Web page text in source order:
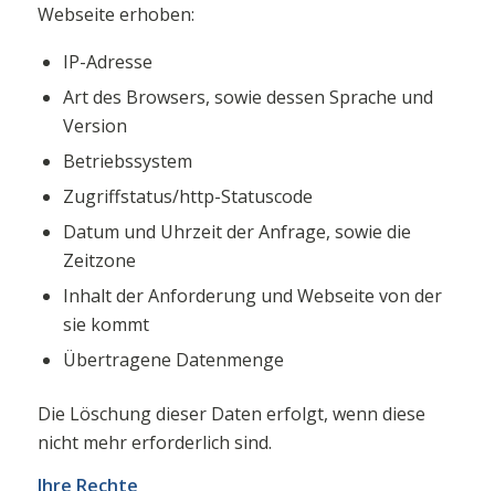
Webseite erhoben:
IP-Adresse
Art des Browsers, sowie dessen Sprache und
Version
Betriebssystem
Zugriffstatus/http-Statuscode
Datum und Uhrzeit der Anfrage, sowie die
Zeitzone
Inhalt der Anforderung und Webseite von der
sie kommt
Übertragene Datenmenge
Die Löschung dieser Daten erfolgt, wenn diese
nicht mehr erforderlich sind.
Ihre Rechte